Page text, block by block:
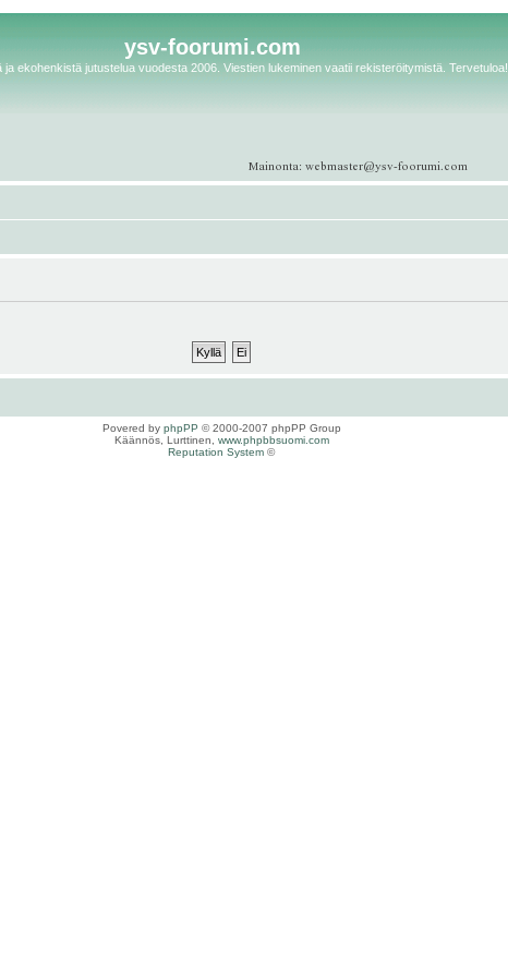
ysv-foorumi.com
ja ekohenkistä jutustelua vuodesta 2006. Viestien lukeminen vaatii rekisteröitymistä. Tervetuloa!
Povered by phpPP © 2000-2007 phpPP Group
Käännös, Lurttinen, www.phpbbsuomi.com
Reputation System ©